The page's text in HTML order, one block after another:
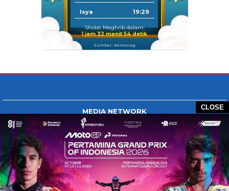
CLOSE
Isya 19:29
Sholat Maghrib dalam:
1 jam 32 menit 53 detik
Sumber: Kemenag
MEDIA NETWORK
Tangan Berbagi
BERBAGI News
Whatsapp.com
Tiktok.com
Twitter.com Youtube.com
HOME REDAKSI
PEDOMAN MEDIA SIBER
DISCLAIMER
INFO IKLAN